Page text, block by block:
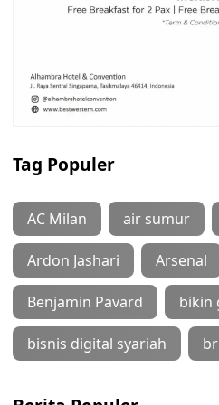
Tag Populer
AC Milan air sumur
Ardon Jashari Arsenal
Benjamin Pavard bikin
bisnis digital syariah